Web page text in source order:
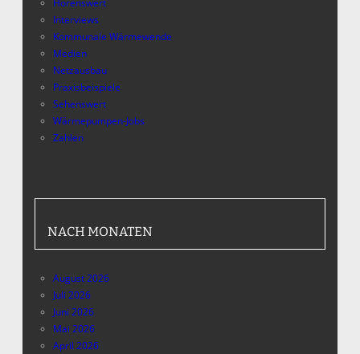
Hörenswert
Interviews
Kommunale Wärmewende
Medien
Netzausbau
Praxisbeispiele
Sehenswert
Wärmepumpen-Jobs
Zahlen
NACH MONATEN
August 2026
Juli 2026
Juni 2026
Mai 2026
April 2026